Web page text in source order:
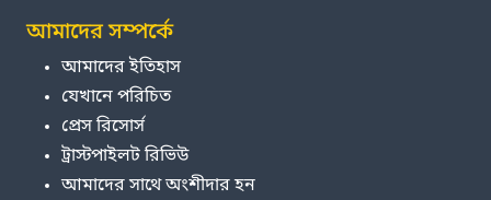
আমাদের সম্পর্কে
আমাদের ইতিহাস
যেখানে পরিচিত
প্রেস রিসোর্স
ট্রাস্টপাইলট রিভিউ
আমাদের সাথে অংশীদার হন